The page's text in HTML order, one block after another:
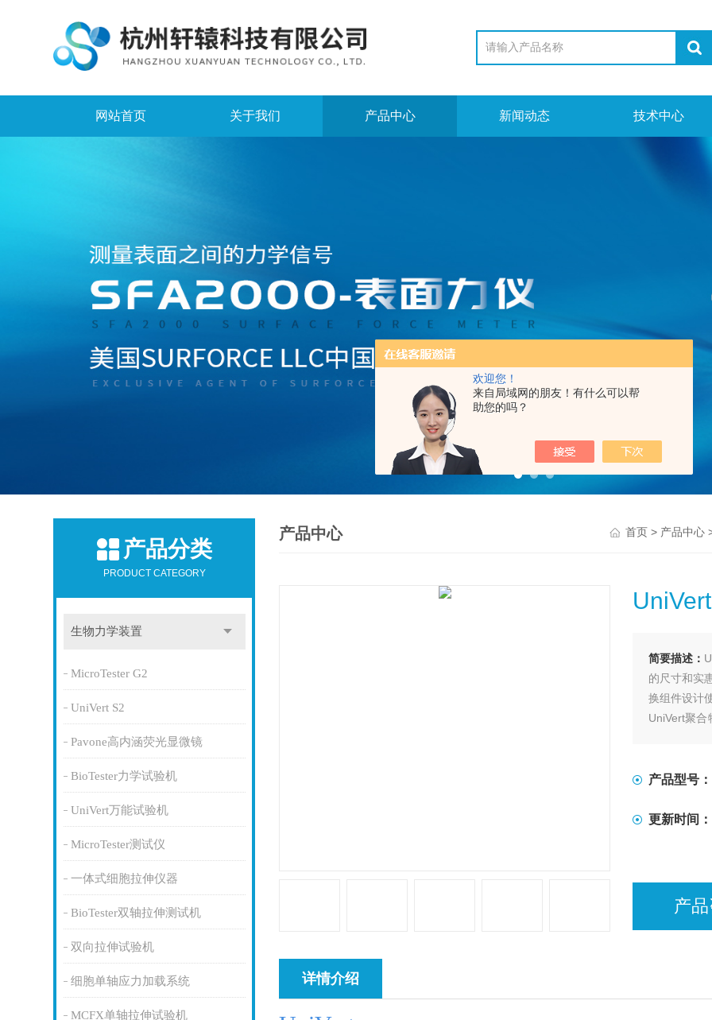
欢迎您！
来自局域网的朋友！有什么可以帮
助您的吗？
网站首页 关于我们 产品中心 新闻动态 技术中心
产品分类
PRODUCT CATEGORY
生物力学装置
MicroTester G2
UniVert S2
Pavone高内涵荧光显微镜
BioTester力学试验机
UniVert万能试验机
MicroTester测试仪
一体式细胞拉伸仪器
BioTester双轴拉伸测试机
双向拉伸试验机
细胞单轴应力加载系统
MCFX单轴拉伸试验机
产品中心 首页> 产品中心
简要描述：
的尺寸和实
换组件设计
UniVert聚
产品型号：
更新时间：
产
详情介绍